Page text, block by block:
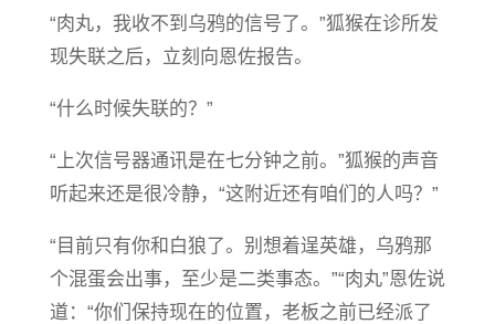
“肉丸，我收不到乌鸦的信号了。”狐猴在诊所发
现失联之后，立刻向恩佐报告。
“什么时候失联的？”
“上次信号器通讯是在七分钟之前。”狐猴的声音
听起来还是很冷静，“这附近还有咱们的人吗？”
“目前只有你和白狼了。别想着逞英雄，乌鸦那
个混蛋会出事，至少是二类事态。”“肉丸”恩佐说
道：“你们保持现在的位置，老板之前已经派了